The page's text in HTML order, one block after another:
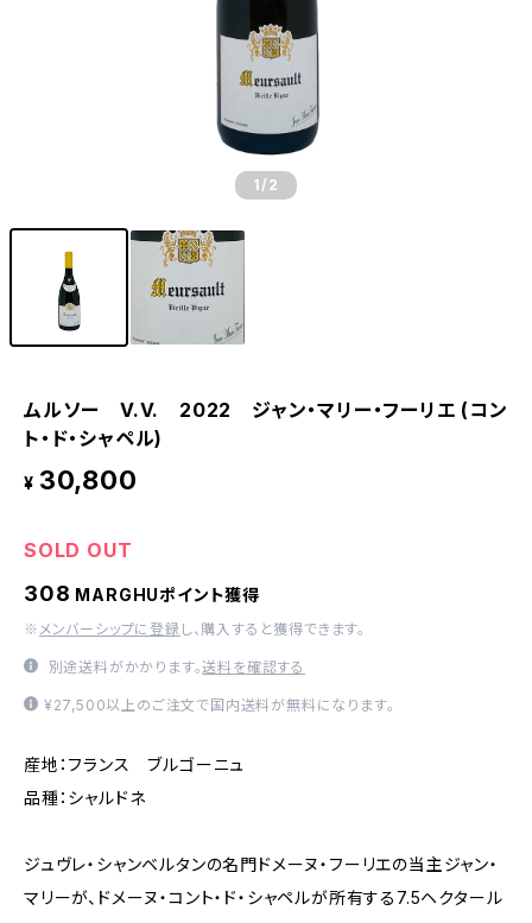
1 /2
ムルソー V.V. 2022 ジャン・マリー・フーリエ (コン
ト・ド・シャペル)
¥ 30,800
SOLD OUT
308 MARGHUポイント獲得
※ メンバーシップに登録 し、購入すると獲得できます。
別途送料がかかります。送料を確認する
¥27,500以上のご注文で国内送料が無料になります。
産地：フランス ブルゴーニュ
品種：シャルドネ
ジュヴレ・シャンベルタンの名門ドメーヌ・フーリエの当主ジャン・
マリーが、ドメーヌ・コント・ド・シャペルが所有する7.5ヘクタール